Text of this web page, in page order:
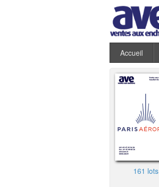
Accueil
161 lots